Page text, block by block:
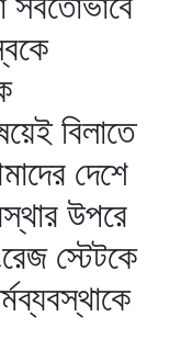
বিলাতে
দেশে
উপরে
স্টেটকে